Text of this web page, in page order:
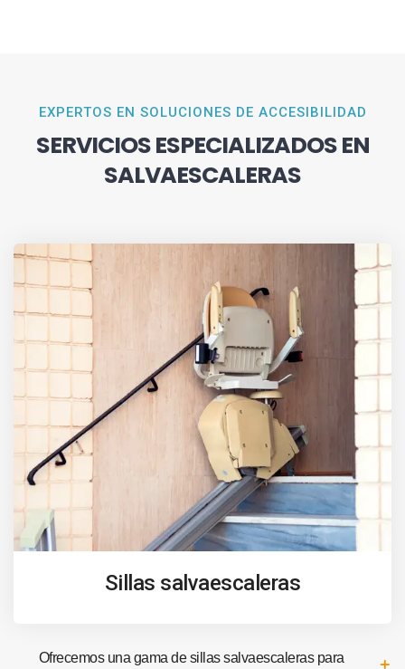
EXPERTOS EN SOLUCIONES DE ACCESIBILIDAD
SERVICIOS ESPECIALIZADOS EN
SALVAESCALERAS
Sillas salvaescaleras
Ofrecemos una gama de sillas salvaescaleras para